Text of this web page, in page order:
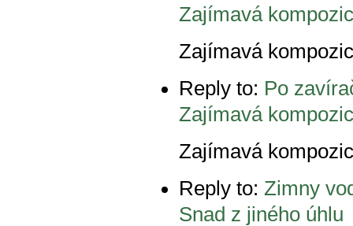
Zajímavá
Zajímavá
Reply to: Po
Zajímavá
Zajímavá
Reply to: Zimny
Snad z jiného úhlu